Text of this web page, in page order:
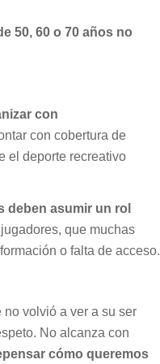
50, 60 o 70 años no
con
con cobertura de
el deporte recreativo
deben asumir un rol
que muchas
o falta de acceso.
volvió a ver a su ser
No alcanza con
cómo queremos